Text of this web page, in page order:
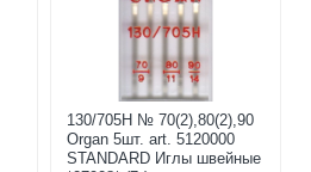
130/705H № 70(2),80(2),90
Organ 5шт. art. 5120000
STANDARD Иглы швейные